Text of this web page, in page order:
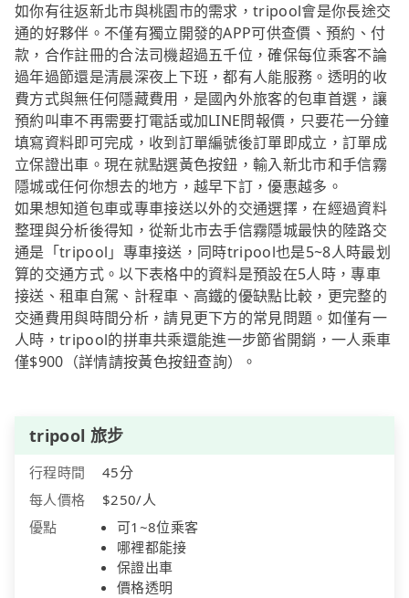
如你有往返新北市與桃園市的需求，tripool會是你長途交
通的好夥伴。不僅有獨立開發的APP可供查價、預約、付
款，合作註冊的合法司機超過五千位，確保每位乘客不論
過年過節還是清晨深夜上下班，都有人能服務。透明的收
費方式與無任何隱藏費用，是國內外旅客的包車首選，讓
預約叫車不再需要打電話或加LINE問報價，只要花一分鐘
填寫資料即可完成，收到訂單編號後訂單即成立，訂單成
立保證出車。現在就點選黃色按鈕，輸入新北市和手信霧
隱城或任何你想去的地方，越早下訂，優惠越多。
如果想知道包車或專車接送以外的交通選擇，在經過資料
整理與分析後得知，從新北市去手信霧隱城最快的陸路交
通是「tripool」專車接送，同時tripool也是5~8人時最划
算的交通方式。以下表格中的資料是預設在5人時，專車
接送、租車自駕、計程車、高鐵的優缺點比較，更完整的
交通費用與時間分析，請見更下方的常見問題。如僅有一
人時，tripool的拼車共乘還能進一步節省開銷，一人乘車
僅$900（詳情請按黃色按鈕查詢）。
tripool 旅步
行程時間
45分
每人價格
$250/人
優點
可1~8位乘客
哪裡都能接
保證出車
價格透明